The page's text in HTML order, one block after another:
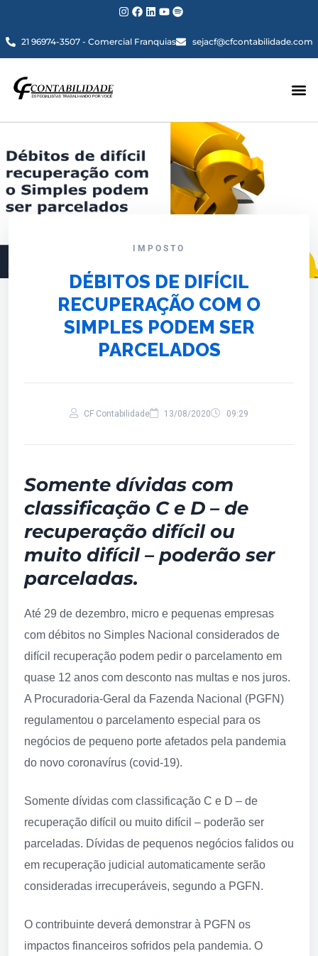
21 96974-3507 - Comercial Franquias sejacf@cfcontabilidade.com
IMPOSTO
DÉBITOS DE DIFÍCIL
RECUPERAÇÃO COM O
SIMPLES PODEM SER
PARCELADOS
CF Contabilidade 13/08/2020 09:29
Somente dívidas com
classificação C e D – de
recuperação difícil ou
muito difícil – poderão ser
parceladas.
Até 29 de dezembro, micro e pequenas empresas
com débitos no Simples Nacional considerados de
difícil recuperação podem pedir o parcelamento em
quase 12 anos com desconto nas multas e nos juros.
A Procuradoria-Geral da Fazenda Nacional (PGFN)
regulamentou o parcelamento especial para os
negócios de pequeno porte afetados pela pandemia
do novo coronavírus (covid-19).
Somente dívidas com classificação C e D – de
recuperação difícil ou muito difícil – poderão ser
parceladas. Dívidas de pequenos negócios falidos ou
em recuperação judicial automaticamente serão
consideradas irrecuperáveis, segundo a PGFN.
O contribuinte deverá demonstrar à PGFN os
impactos financeiros sofridos pela pandemia. O